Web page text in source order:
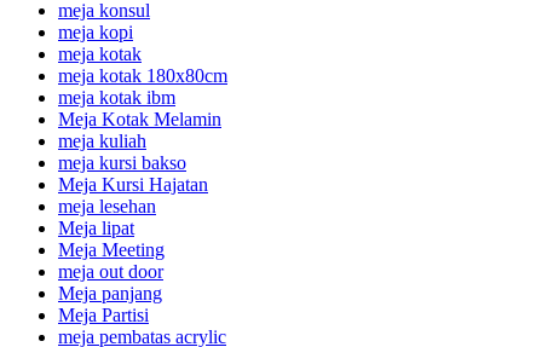
meja konsul
meja kopi
meja kotak
meja kotak 180x80cm
meja kotak ibm
Meja Kotak Melamin
meja kuliah
meja kursi bakso
Meja Kursi Hajatan
meja lesehan
Meja lipat
Meja Meeting
meja out door
Meja panjang
Meja Partisi
meja pembatas acrylic